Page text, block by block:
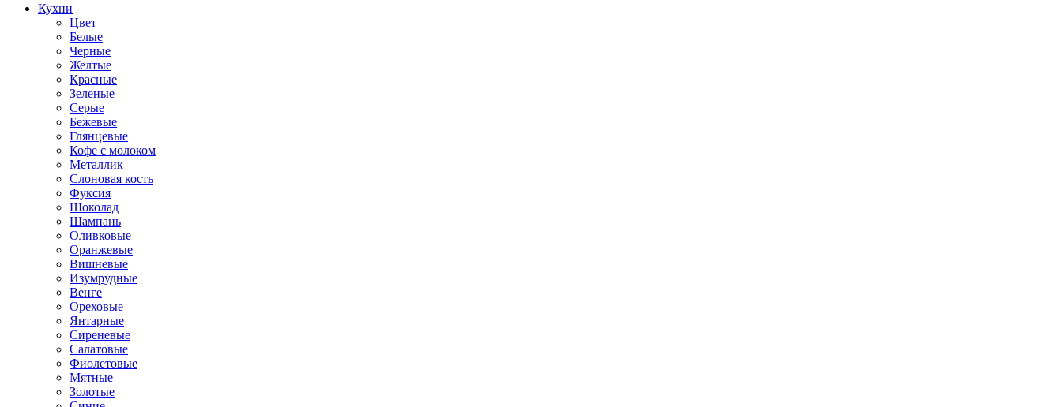
Кухни
Цвет
Белые
Черные
Желтые
Красные
Зеленые
Серые
Бежевые
Глянцевые
Кофе с молоком
Металлик
Слоновая кость
Фуксия
Шоколад
Шампань
Оливковые
Оранжевые
Вишневые
Изумрудные
Венге
Ореховые
Янтарные
Сиреневые
Салатовые
Фиолетовые
Мятные
Золотые